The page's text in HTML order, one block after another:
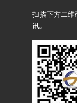
扫描下方二
讯。